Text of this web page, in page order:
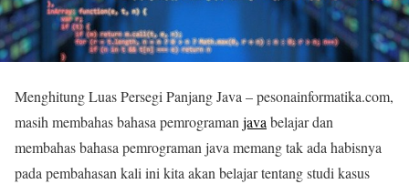
Menghitung Luas Persegi Panjang Java – pesonainformatika.com,
masih membahas bahasa pemrograman java belajar dan
membahas bahasa pemrograman java memang tak ada habisnya
pada pembahasan kali ini kita akan belajar tentang studi kasus